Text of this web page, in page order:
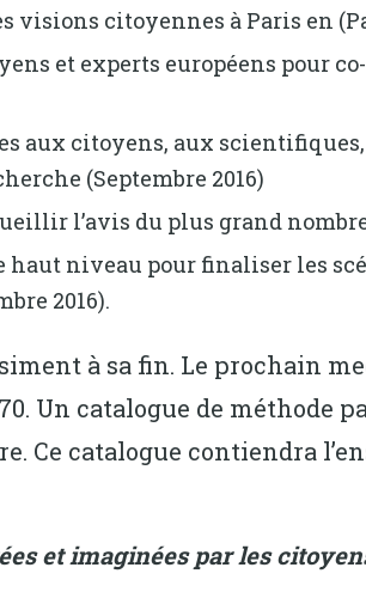
visions citoyennes à Paris en
et experts européens pour
aux citoyens, aux
(Septembre 2016)
l’avis du plus grand nombre
haut niveau pour finaliser les
2016).
à sa fin. Le prochain
Un catalogue de
Ce catalogue contiendra
et imaginées par les